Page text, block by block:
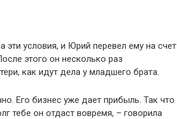
эти условия, и Юрий перевел ему на счет
этого он несколько раз
как идут дела у младшего брата.
Его бизнес уже дает прибыль. Так что
тебе он отдаст вовремя, – говорила